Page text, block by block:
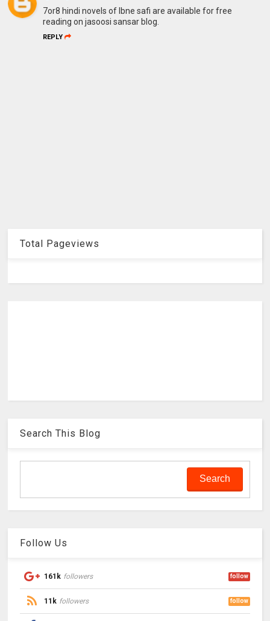
7or8 hindi novels of Ibne safi are available for free
reading on jasoosi sansar blog.
REPLY
Total Pageviews
Search This Blog
Follow Us
161k followers follow
11k followers follow